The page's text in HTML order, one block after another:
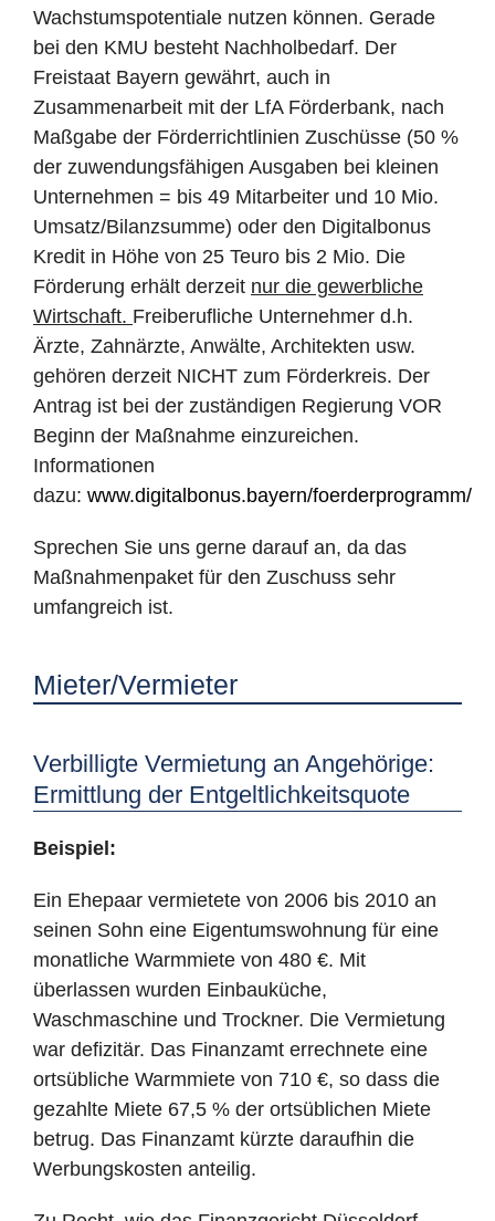
Wachstumspotentiale nutzen können. Gerade
bei den KMU besteht Nachholbedarf. Der
Freistaat Bayern gewährt, auch in
Zusammenarbeit mit der LfA Förderbank, nach
Maßgabe der Förderrichtlinien Zuschüsse (50 %
der zuwendungsfähigen Ausgaben bei kleinen
Unternehmen = bis 49 Mitarbeiter und 10 Mio.
Umsatz/Bilanzsumme) oder den Digitalbonus
Kredit in Höhe von 25 Teuro bis 2 Mio. Die
Förderung erhält derzeit nur die gewerbliche
Wirtschaft. Freiberufliche Unternehmer d.h.
Ärzte, Zahnärzte, Anwälte, Architekten usw.
gehören derzeit NICHT zum Förderkreis. Der
Antrag ist bei der zuständigen Regierung VOR
Beginn der Maßnahme einzureichen.
Informationen
dazu: www.digitalbonus.bayern/foerderprogramm/
Sprechen Sie uns gerne darauf an, da das
Maßnahmenpaket für den Zuschuss sehr
umfangreich ist.
Mieter/Vermieter
Verbilligte Vermietung an Angehörige:
Ermittlung der Entgeltlichkeitsquote
Beispiel:
Ein Ehepaar vermietete von 2006 bis 2010 an
seinen Sohn eine Eigentumswohnung für eine
monatliche Warmmiete von 480 €. Mit
überlassen wurden Einbauküche,
Waschmaschine und Trockner. Die Vermietung
war defizitär. Das Finanzamt errechnete eine
ortsübliche Warmmiete von 710 €, so dass die
gezahlte Miete 67,5 % der ortsüblichen Miete
betrug. Das Finanzamt kürzte daraufhin die
Werbungskosten anteilig.